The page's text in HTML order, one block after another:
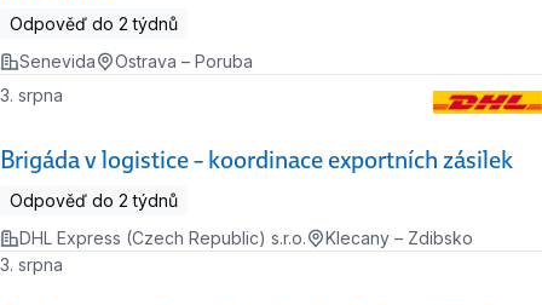
Odpověď do 2 týdnů
Senevida
Ostrava – Poruba
Brigáda v logistice – koordinace exportních zásilek
3. srpna
Odpověď do 2 týdnů
DHL Express (Czech Republic) s.r.o.
Klecany – Zdibsko
3. srpna